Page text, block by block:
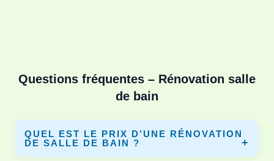
Questions fréquentes – Rénovation salle
de bain
QUEL EST LE PRIX D’UNE RÉNOVATION
DE SALLE DE BAIN ?